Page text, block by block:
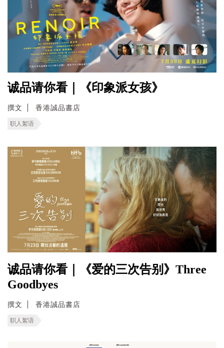
诚品请你看｜《印象派女孩》
撰文 香港誠品書店
职人絮语
诚品请你看｜《爱的三次告别》Three
Goodbyes
撰文 香港誠品書店
职人絮语